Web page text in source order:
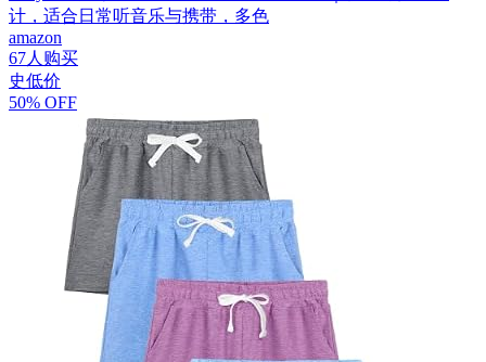
计，适合日常听音乐与携带，多色
amazon
67人购买
史低价
50% OFF